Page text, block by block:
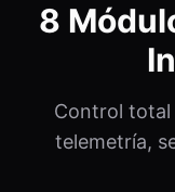
8
Control total
telemetría,